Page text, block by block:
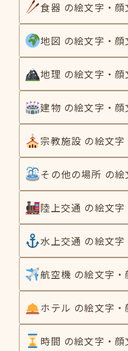
食器 の絵文字・顔
地図 の絵文字・顔
地理 の絵文字・顔
建物 の絵文字・顔
宗教施設 の絵文
その他の場所 の
陸上交通 の絵文
水上交通 の絵文
航空機 の絵文字
ホテル の絵文字
時間 の絵文字・